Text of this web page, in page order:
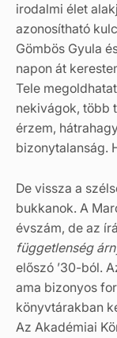
irodalmi élet
azonosítható
Gömbös Gyula
napon át
Tele
nekivágok, több
érzem,
bizonytalanság.
De vissza a
bukkanok. A
évszám, de az
függetlenség
előszó ’30-ból.
ama bizonyos
könyvtárakban
Az Akadémiai